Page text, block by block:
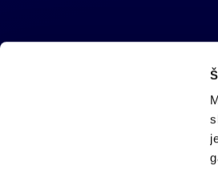
Gynėjų g. 14, 01110